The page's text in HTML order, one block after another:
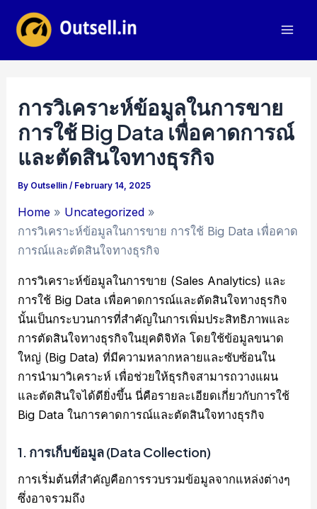
content
การวิเคราะห์ข้อมูลในการขาย
การใช้ Big Data เพื่อคาดการณ์
และตัดสินใจทางธุรกิจ
By Outsellin/ February 14, 2025
Home
Uncategorized
การวิเคราะห์ข้อมูลในการขาย การใช้ Big Data เพื่อคาด
การณ์และตัดสินใจทางธุรกิจ
การวิเคราะห์ข้อมูลในการขาย (Sales Analytics) และ
การใช้ Big Data เพื่อคาดการณ์และตัดสินใจทางธุรกิจ
นั้นเป็นกระบวนการที่สำคัญในการเพิ่มประสิทธิภาพและ
การตัดสินใจทางธุรกิจในยุคดิจิทัล โดยใช้ข้อมูลขนาด
ใหญ่ (Big Data) ที่มีความหลากหลายและซับซ้อนใน
การนำมาวิเคราะห์ เพื่อช่วยให้ธุรกิจสามารถวางแผน
และตัดสินใจได้ดียิ่งขึ้น นี่คือรายละเอียดเกี่ยวกับการใช้
Big Data ในการคาดการณ์และตัดสินใจทางธุรกิจ
1. การเก็บข้อมูล (Data Collection)
การเริ่มต้นที่สำคัญคือการรวบรวมข้อมูลจากแหล่งต่างๆ
ซึ่งอาจรวมถึง